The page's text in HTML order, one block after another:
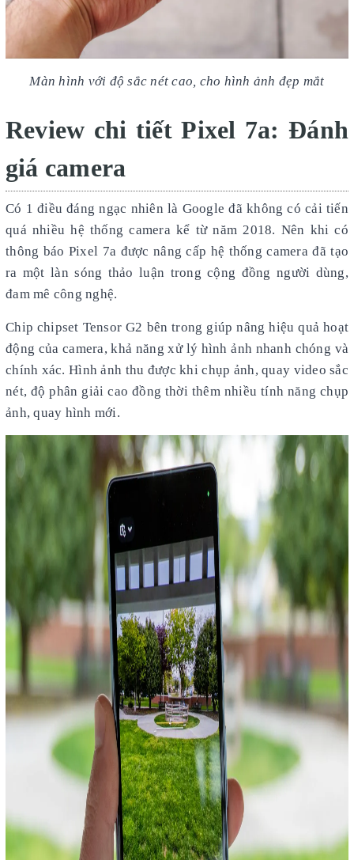
Màn hình với độ sắc nét cao, cho hình ảnh đẹp mắt
Review chi tiết Pixel 7a: Đánh
giá camera
Có 1 điều đáng ngạc nhiên là Google đã không có cải tiến
quá nhiều hệ thống camera kể từ năm 2018. Nên khi có
thông báo Pixel 7a được nâng cấp hệ thống camera đã tạo
ra một làn sóng thảo luận trong cộng đồng người dùng,
đam mê công nghệ.
Chip chipset Tensor G2 bên trong giúp nâng hiệu quả hoạt
động của camera, khả năng xử lý hình ảnh nhanh chóng và
chính xác. Hình ảnh thu được khi chụp ảnh, quay video sắc
nét, độ phân giải cao đồng thời thêm nhiều tính năng chụp
ảnh, quay hình mới.